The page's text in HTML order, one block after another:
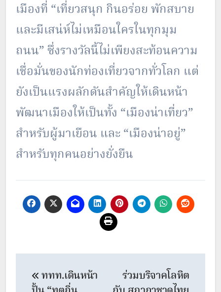
เมืองที่ “เที่ยวสนุก กินอร่อย พักสบาย
และมีเสน่ห์ไม่เหมือนใครในทุกมุม
ถนน” ซึ่งรางวัลนี้ไม่เพียงสะท้อนความ
เชื่อมั่นของนักท่องเที่ยวจากทั่วโลก แต่
ยังเป็นแรงผลักดันสำคัญให้เดินหน้า
พัฒนาเมืองให้เป็นทั้ง “เมืองน่าเที่ยว”
สำหรับผู้มาเยือน และ “เมืองน่าอยู่”
สำหรับทุกคนอย่างยั่งยืน
navigation
ททท.เดินหน้า
ร่วมบริจาคโลหิต